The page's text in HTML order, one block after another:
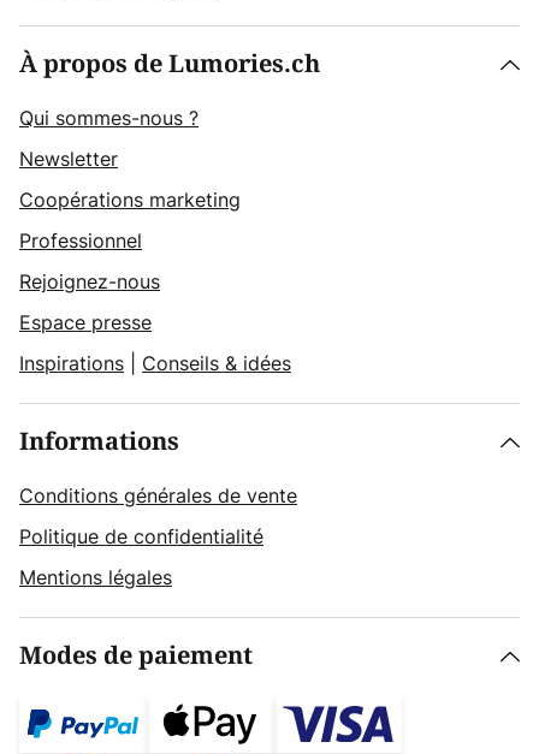
À propos de Lumories.ch
Qui sommes-nous ?
Newsletter
Coopérations marketing
Professionnel
Rejoignez-nous
Espace presse
Inspirations
Conseils & idées
Informations
Conditions générales de vente
Politique de confidentialité
Mentions légales
Modes de paiement